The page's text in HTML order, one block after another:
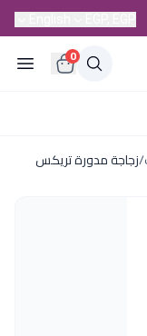
0
/زجاجة مدورة تريكس